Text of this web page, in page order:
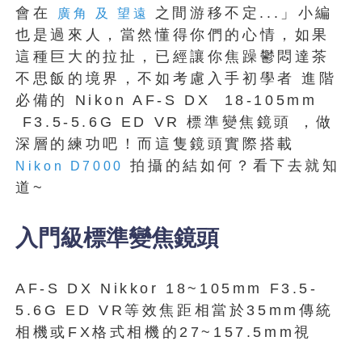
會在
廣角 及 望遠
之間游移不定...」小編
也是過來人，當然懂得你們的心情，如果
這種巨大的拉扯，已經讓你焦躁鬱悶達茶
不思飯的境界，不如考慮入手初學者 進階
必備的 Nikon AF-S DX 18-105mm
F3.5-5.6G ED VR 標準變焦鏡頭 ，做
深層的練功吧！而這隻鏡頭實際搭載
Nikon D7000
拍攝的結如何？看下去就知
道~
入門級標準變焦鏡頭
AF-S DX Nikkor 18~105mm F3.5-
5.6G ED VR等效焦距相當於35mm傳統
相機或FX格式相機的27~157.5mm視